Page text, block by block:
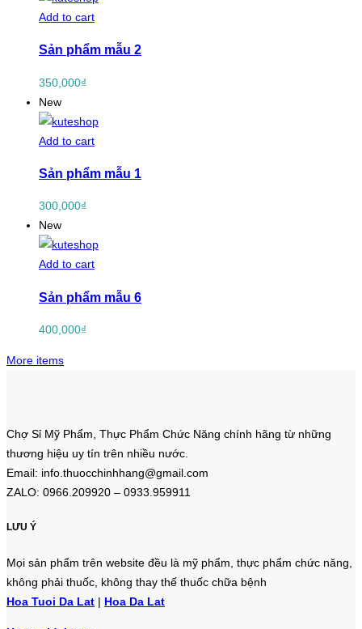
Add to cart
Sản phẩm mẫu 2
350,000₫
New
Add to cart
Sản phẩm mẫu 1
300,000₫
New
Add to cart
Sản phẩm mẫu 6
400,000₫
More items
Chợ Sỉ Mỹ Phẩm, Thực Phẩm Chức Năng chính hãng từ những
thương hiệu uy tín trên nhiều nước.
Email: info.thuocchinhhang@gmail.com
ZALO: 0966.209920 – 0933.959911
LƯU Ý
Mọi sản phẩm trên website đều là mỹ phẩm, thực phẩm chức năng,
không phải thuốc, không thay thế thuốc chữa bệnh
Hoa Tuoi Da Lat | Hoa Da Lat